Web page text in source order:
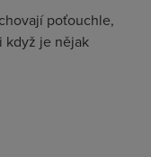
poťouchle,
když je nějak